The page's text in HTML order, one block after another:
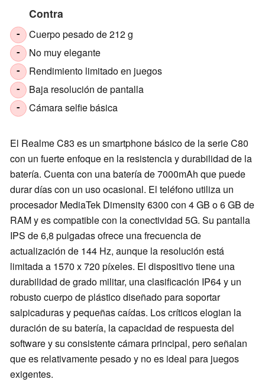
Contra
- Cuerpo pesado de 212 g
- No muy elegante
- Rendimiento limitado en juegos
- Baja resolución de pantalla
- Cámara selfie básica
El Realme C83 es un smartphone básico de la serie C80
con un fuerte enfoque en la resistencia y durabilidad de la
batería. Cuenta con una batería de 7000mAh que puede
durar días con un uso ocasional. El teléfono utiliza un
procesador MediaTek Dimensity 6300 con 4 GB o 6 GB de
RAM y es compatible con la conectividad 5G. Su pantalla
IPS de 6,8 pulgadas ofrece una frecuencia de
actualización de 144 Hz, aunque la resolución está
limitada a 1570 x 720 píxeles. El dispositivo tiene una
durabilidad de grado militar, una clasificación IP64 y un
robusto cuerpo de plástico diseñado para soportar
salpicaduras y pequeñas caídas. Los críticos elogian la
duración de su batería, la capacidad de respuesta del
software y su consistente cámara principal, pero señalan
que es relativamente pesado y no es ideal para juegos
exigentes.